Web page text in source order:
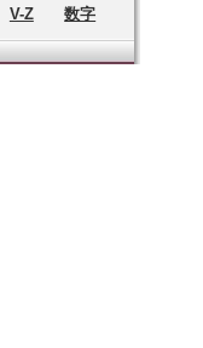
V-Z 数字